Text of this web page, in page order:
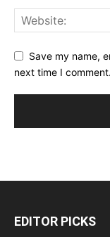
Save my name,
next time I comment.
EDITOR PICKS